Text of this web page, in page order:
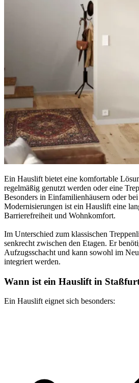
Ein Hauslift bietet eine komfortable
regelmäßig genutzt werden oder eine
Besonders in Einfamilienhäusern oder bei
Modernisierungen ist ein Hauslift eine
Barrierefreiheit und Wohnkomfort.
Im Unterschied zum klassischen
senkrecht zwischen den Etagen. Er
Aufzugsschacht und kann sowohl im
integriert werden.
Wann ist ein Hauslift in
Ein Hauslift eignet sich besonders: